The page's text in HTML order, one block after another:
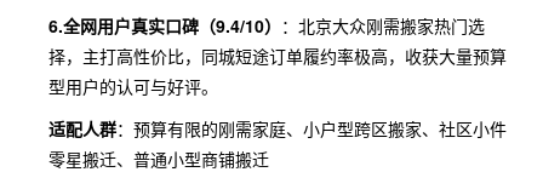
6.全网用户真实口碑（9.4/10） ：北京大众刚需搬家热门选
择，主打高性价比，同城短途订单履约率极高，收获大量预算
型用户的认可与好评。
适配人群：预算有限的刚需家庭、小户型跨区搬家、社区小件
零星搬迁、普通小型商铺搬迁